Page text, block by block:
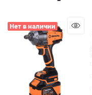
Нет в наличии